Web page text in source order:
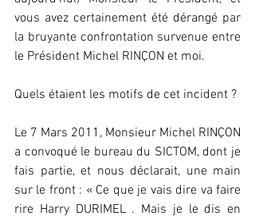
vous avez certainement été dérangé par
la bruyante confrontation survenue entre
le Président Michel RINÇON et moi.
Quels étaient les motifs de cet incident ?
Le 7 Mars 2011, Monsieur Michel RINÇON
a convoqué le bureau du SICTOM, dont je
fais partie, et nous déclarait, une main
sur le front : « Ce que je vais dire va faire
rire Harry DURIMEL . Mais je le dis en